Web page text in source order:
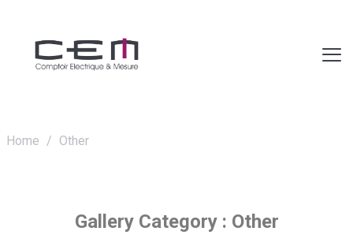
Home / Other
Gallery Category : Other